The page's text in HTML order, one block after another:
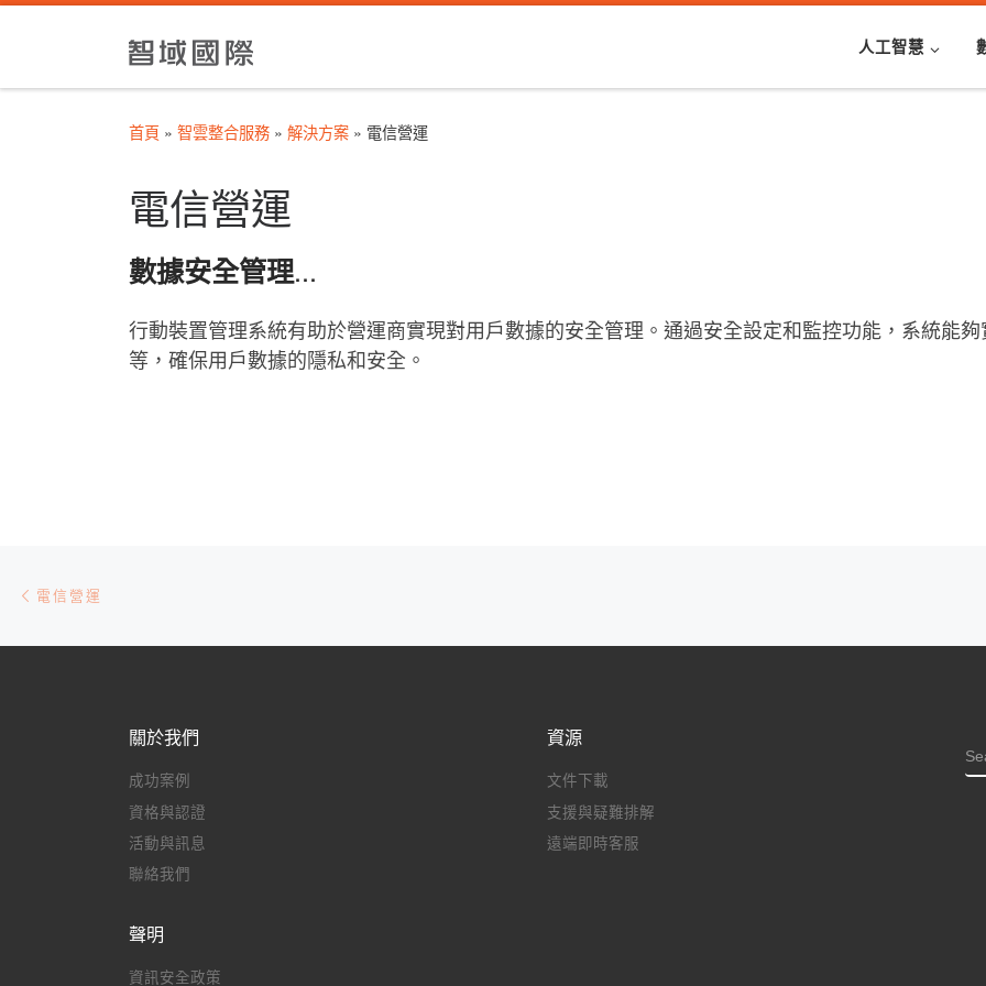
人工智慧
首頁 » 智雲整合服務 » 解決方案 » 電信營運
電信營運
數據安全管理...
行動裝置管理系統有助於營運商實現對用戶數據的安全管理。通過安全設定和監控功能，系統能
等，確保用戶數據的隱私和安全。
文章導航
電信營運
關於我們
成功案例
資格與認證
活動與訊息
聯絡我們
聲明
資訊安全政策
資源
文件下載
支援與疑難排解
遠端即時客服